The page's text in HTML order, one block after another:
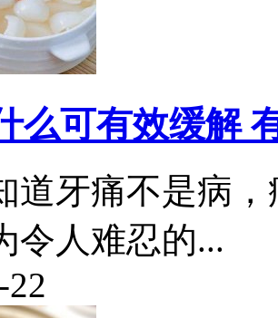
么可有效缓解
道牙痛不是病
令人难忍的...
22